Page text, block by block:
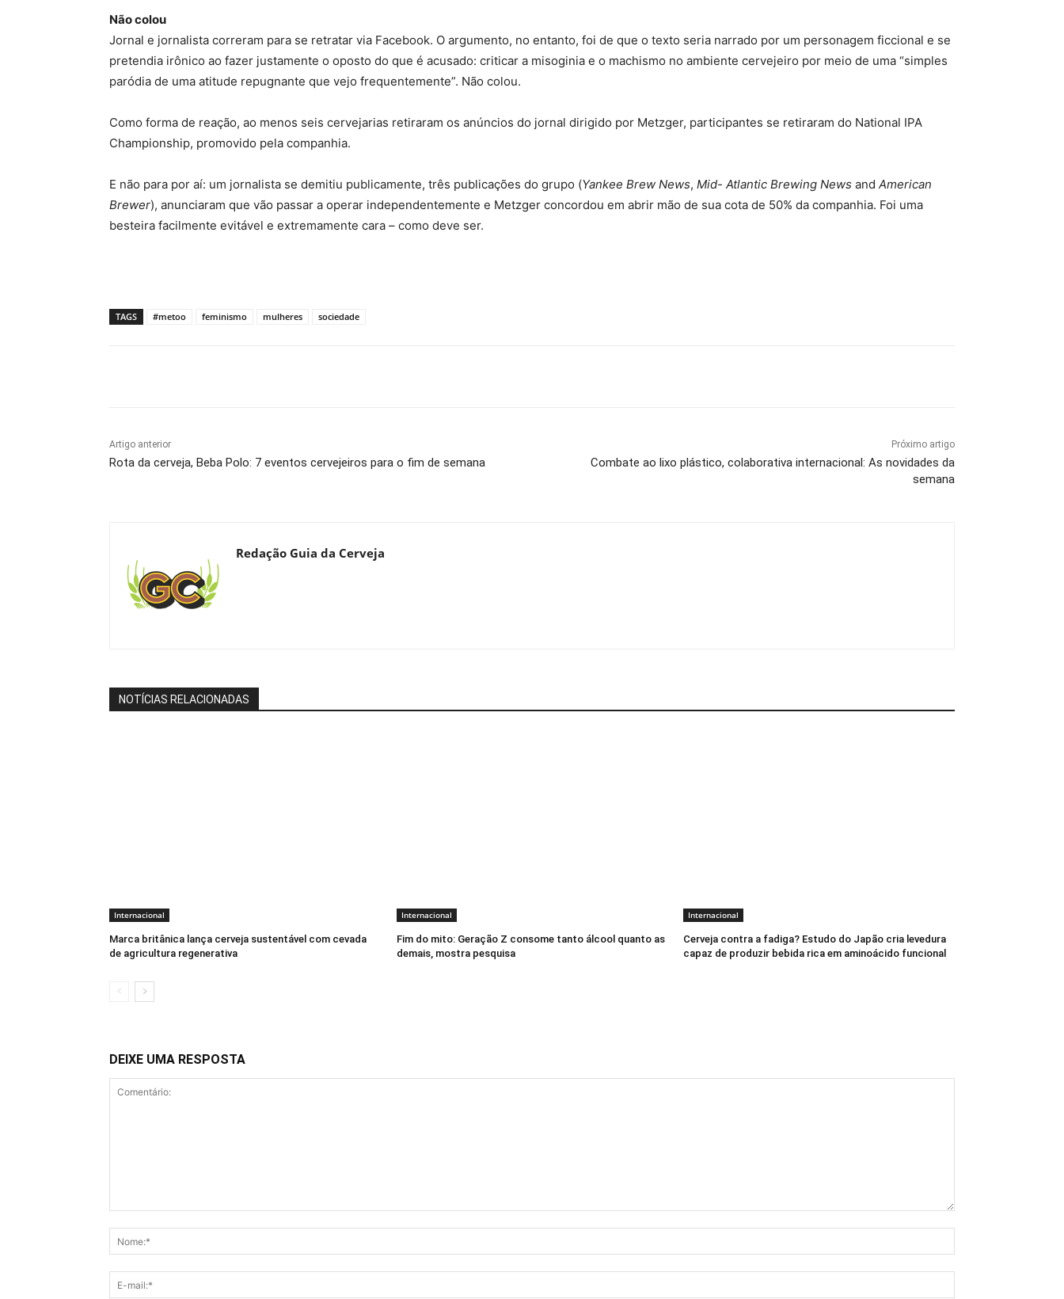
Não colou
Jornal e jornalista correram para se retratar via Facebook. O argumento, no entanto, foi de que o texto seria narrado por um personagem ficcional e se
pretendia irônico ao fazer justamente o oposto do que é acusado: criticar a misoginia e o machismo no ambiente cervejeiro por meio de uma “simples
paródia de uma atitude repugnante que vejo frequentemente”. Não colou.
Como forma de reação, ao menos seis cervejarias retiraram os anúncios do jornal dirigido por Metzger, participantes se retiraram do National IPA
Championship, promovido pela companhia.
E não para por aí: um jornalista se demitiu publicamente, três publicações do grupo (Yankee Brew News, Mid- Atlantic Brewing News and American
Brewer), anunciaram que vão passar a operar independentemente e Metzger concordou em abrir mão de sua cota de 50% da companhia. Foi uma
besteira facilmente evitável e extremamente cara – como deve ser.
TAGS #metoo feminismo mulheres sociedade
Artigo anterior
Rota da cerveja, Beba Polo: 7 eventos cervejeiros para o fim de semana
Próximo artigo
Combate ao lixo plástico, colaborativa internacional: As novidades da
semana
Redação Guia da Cerveja
NOTÍCIAS RELACIONADAS
Internacional
Marca britânica lança cerveja sustentável com cevada
de agricultura regenerativa
Internacional
Fim do mito: Geração Z consome tanto álcool quanto as
demais, mostra pesquisa
Internacional
Cerveja contra a fadiga? Estudo do Japão cria levedura
capaz de produzir bebida rica em aminoácido funcional
DEIXE UMA RESPOSTA
mail:*